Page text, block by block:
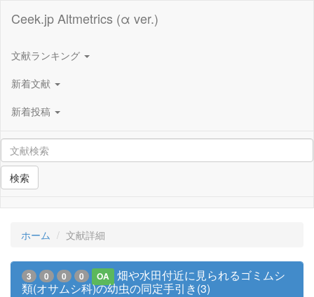
Ceek.jp Altmetrics (α ver.)
文献ランキング
新着文献
新着投稿
検索
ホーム 文献詳細
3 0 0 0 OA
畑や水田付近に見られるゴミムシ
類(オサムシ科)の幼虫の同定手引き(3)